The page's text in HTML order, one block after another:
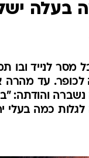
בעלה
מסר לנייד ובו
לכופר. עד
נשברה והודתה:
כמה בעלי